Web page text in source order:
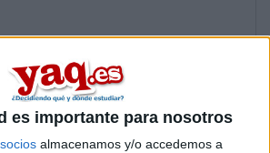
es importante para nosotros
socios almacenamos y/o accedemos a